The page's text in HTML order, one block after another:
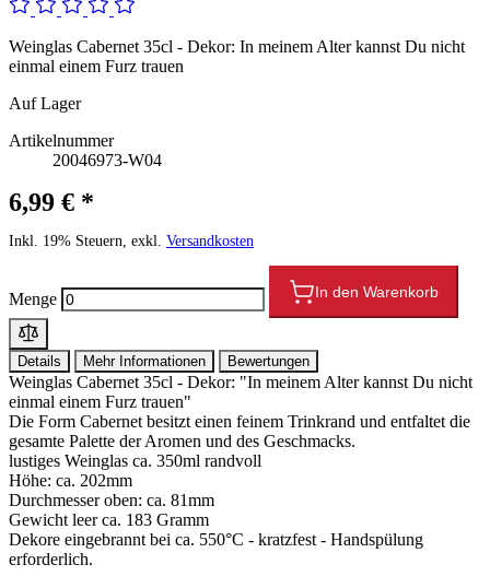
Weinglas Cabernet 35cl - Dekor: In meinem Alter kannst Du nicht
einmal einem Furz trauen
Auf Lager
Artikelnummer
20046973-W04
6,99 € *
Inkl. 19% Steuern, exkl. Versandkosten
Menge In den Warenkorb
Details Mehr Informationen Bewertungen
Weinglas Cabernet 35cl - Dekor: "In meinem Alter kannst Du nicht
einmal einem Furz trauen"
Die Form Cabernet besitzt einen feinem Trinkrand und entfaltet die
gesamte Palette der Aromen und des Geschmacks.
lustiges Weinglas ca. 350ml randvoll
Höhe: ca. 202mm
Durchmesser oben: ca. 81mm
Gewicht leer ca. 183 Gramm
Dekore eingebrannt bei ca. 550°C - kratzfest - Handspülung
erforderlich.